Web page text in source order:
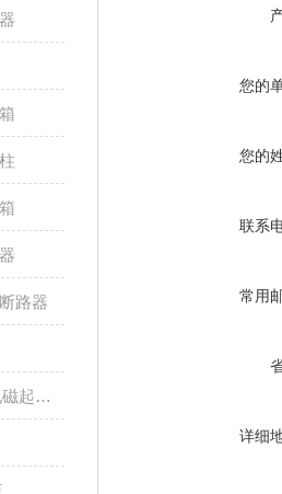
路器
动箱
您的
您的
联系
常用
详细